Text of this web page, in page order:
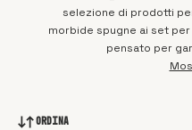
selezione di prodotti
morbide spugne ai set
pensato per
Ordina